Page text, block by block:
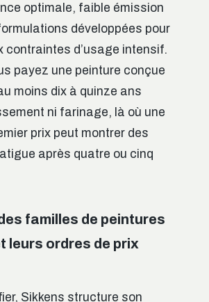
optimale, faible émission
développées pour
contraintes d’usage intensif.
payez une peinture conçue
moins dix à quinze ans
ni farinage, là où une
prix peut montrer des
après quatre ou cinq
familles de peintures
leurs ordres de prix
Sikkens structure son